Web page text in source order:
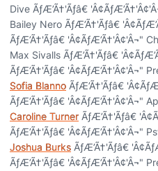
Dive ÃƒÆ’Ã†'Ãƒâ€
Bailey Nero ÃƒÆ’Ã†'Ãƒâ€
ÃƒÆ’Ã†'Ãƒâ€ 'Â¢ÃƒÆ’Ã†'Â¢'Â¬"
Max Sivalls ÃƒÆ’Ã†'Ãƒâ€
ÃƒÆ’Ã†'Ãƒâ€ 'Â¢ÃƒÆ’Ã†'Â¢'Â¬"
Sofia Blanno ÃƒÆ’Ã†'Ãƒâ€
ÃƒÆ’Ã†'Ãƒâ€ 'Â¢ÃƒÆ’Ã†'Â¢'Â¬"
Caroline Turner ÃƒÆ’Ã†'Ãƒâ€
ÃƒÆ’Ã†'Ãƒâ€ 'Â¢ÃƒÆ’Ã†'Â¢'Â¬"
Joshua Burks ÃƒÆ’Ã†'Ãƒâ€
ÃƒÆ’Ã†'Ãƒâ€ 'Â¢ÃƒÆ’Ã†'Â¢'Â¬"